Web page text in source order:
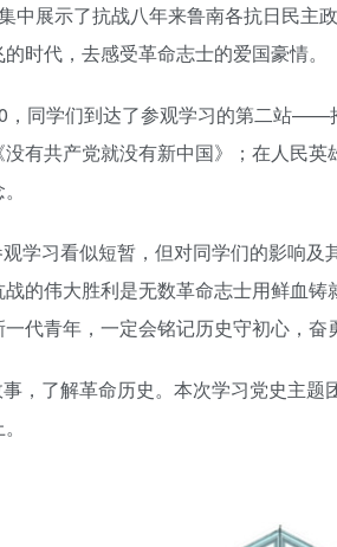
中展示了抗战八年来鲁南各抗日民主
时代，去感受革命志士的爱国豪情。
同学们到达了参观学习的第二站——
有共产党就没有新中国》；在人民
习看似短暂，但对同学们的影响及
的伟大胜利是无数革命志士用鲜血
代青年，一定会铭记历史守初心，奋
了解革命历史。本次学习党史主题